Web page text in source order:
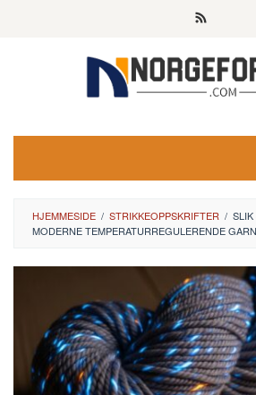
HJEMMESIDE / STRIKKEOPPSKRIFTER /
MODERNE TEMPERATURREGULERENDE